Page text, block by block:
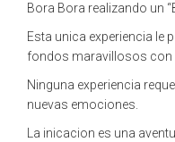
Bora Bora realizando un
Esta unica experiencia le
fondos maravillosos con
Ninguna experiencia
nuevas emociones.
La inicacion es una